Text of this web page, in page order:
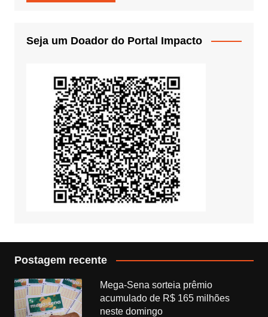
Seja um Doador do Portal Impacto
Postagem recente
Mega-Sena sorteia prêmio
acumulado de R$ 165 milhões
neste domingo